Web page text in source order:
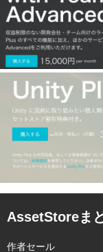
AssetStoreま
作者セール